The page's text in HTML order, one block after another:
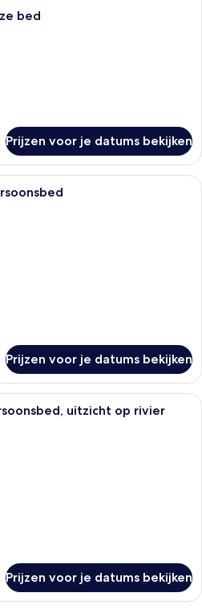
bed
Prijzen voor je datums bekijken
Een hotelkamer met een groot bed,
Prijzen voor je datums bekijken
Een eetgedeelte met een tafel voor
uitzicht op rivier
Prijzen voor je datums bekijken